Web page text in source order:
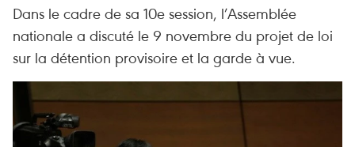
Dans le cadre de sa 10e session, l’Assemblée
nationale a discuté le 9 novembre du projet de loi
sur la détention provisoire et la garde à vue.